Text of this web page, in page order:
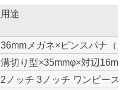
用途
36mmメガネ×ピンスパナ（ピ
溝切り型×35mmφ×対辺16mm
2ノッチ 3ノッチ ワンピースク